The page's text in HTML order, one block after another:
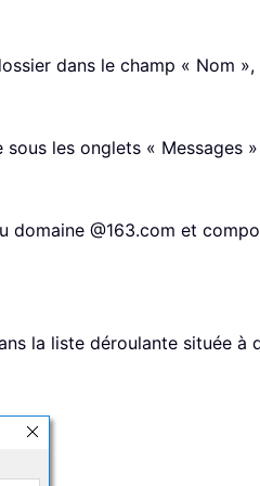
dans le champ « Nom
les onglets « Messages
domaine @163.com et
la liste déroulante située à